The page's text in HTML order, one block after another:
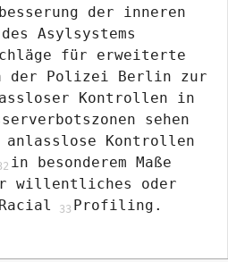
der inneren
Asylsystems
für erweiterte
der Polizei Berlin zur
Kontrollen in
sehen
Kontrollen
in besonderem Maße
willentliches oder
Profiling.